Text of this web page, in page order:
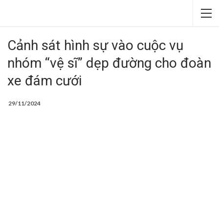
Cảnh sát hình sự vào cuộc vụ
nhóm “vệ sĩ” dẹp đường cho đoàn
xe đám cưới
29/11/2024